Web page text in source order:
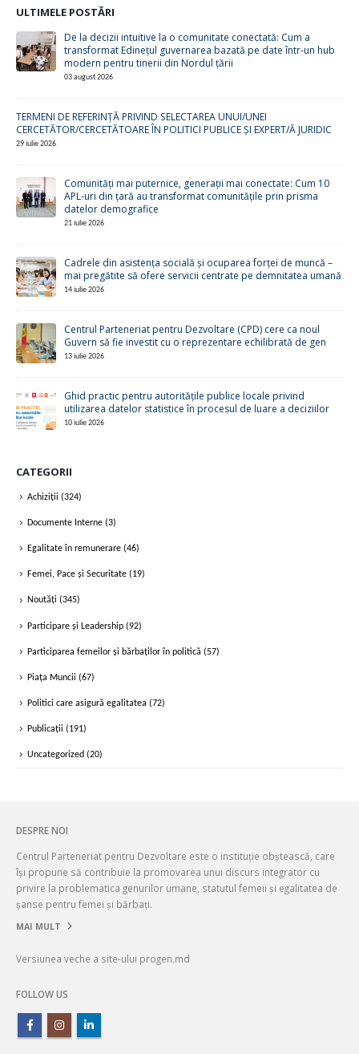
ULTIMELE POSTĂRI
De la decizii intuitive la o comunitate conectată: Cum a
transformat Edinețul guvernarea bazată pe date într-un hub
modern pentru tinerii din Nordul țării
03 august 2026
TERMENI DE REFERINȚĂ PRIVIND SELECTAREA UNUI/UNEI
CERCETĂTOR/CERCETĂTOARE ÎN POLITICI PUBLICE ȘI EXPERT/Ă JURIDIC
29 iulie 2026
Comunități mai puternice, generații mai conectate: Cum 10
APL-uri din țară au transformat comunitățile prin prisma
datelor demografice
21 iulie 2026
Cadrele din asistența socială și ocuparea forței de muncă –
mai pregătite să ofere servicii centrate pe demnitatea umană
14 iulie 2026
Centrul Parteneriat pentru Dezvoltare (CPD) cere ca noul
Guvern să fie investit cu o reprezentare echilibrată de gen
13 iulie 2026
Ghid practic pentru autoritățile publice locale privind
utilizarea datelor statistice în procesul de luare a deciziilor
10 iulie 2026
CATEGORII
Achiziții (324)
Documente Interne (3)
Egalitate în remunerare (46)
Femei, Pace și Securitate (19)
Noutăți (345)
Participare și Leadership (92)
Participarea femeilor și bărbaților în politică (57)
Piața Muncii (67)
Politici care asigură egalitatea (72)
Publicații (191)
Uncategorized (20)
DESPRE NOI
Centrul Parteneriat pentru Dezvoltare este o instituție obștească, care
își propune să contribuie la promovarea unui discurs integrator cu
privire la problematica genurilor umane, statutul femeii și egalitatea de
șanse pentru femei și bărbați.
MAI MULT
Versiunea veche a site-ului progen.md
FOLLOW US